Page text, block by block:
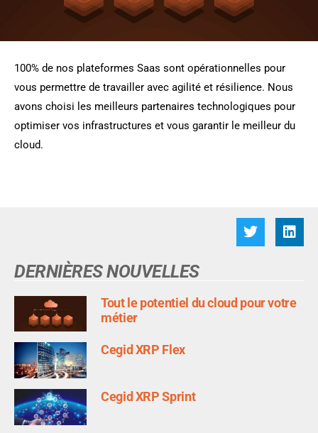
100% de nos plateformes Saas sont opérationnelles pour
vous permettre de travailler avec agilité et résilience. Nous
avons choisi les meilleurs partenaires technologiques pour
optimiser vos infrastructures et vous garantir le meilleur du
cloud.
DERNIÈRES NOUVELLES
Tout le potentiel du cloud pour votre
métier
Cegid XRP Flex
Cegid XRP Sprint